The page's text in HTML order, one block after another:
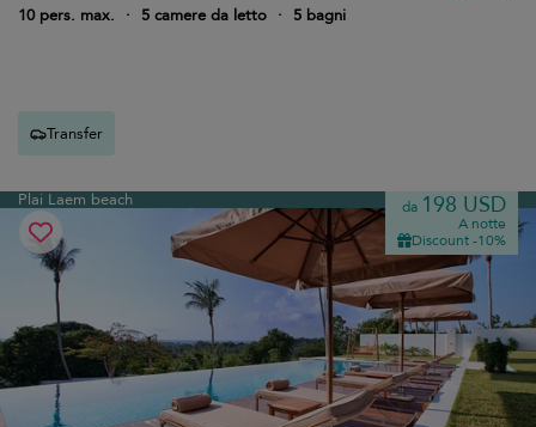
10 pers. max.
· 5 camere da letto · 5 bagni
Transfer
Plai Laem beach da 198 USD
A notte
Discount -10%